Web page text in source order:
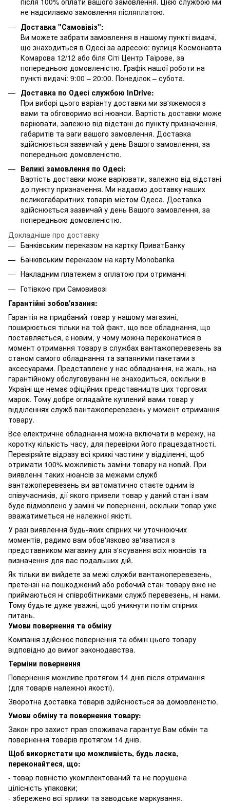
не надсилаємо замовлення післяплатою.
Доставка "Самовівіз":
Ви можете забрати замовлення в нашому пункті видачі,
що знаходиться в Одесі за адресою: вулиця Космонавта
Комарова 12/12 або біля Сіті Центр Таїрове, за
попередньою домовленістю. Графік нашої роботи на
пункті видачі: 9:00 – 20:00. Понеділок – субота.
Доставка по Одесі службою InDrive:
При виборі цього варіанту доставки ми зв'яжемося з
вами та обговоримо всі нюанси. Вартість доставки може
варіювати, залежно від відстані до пункту призначення,
габаритів та ваги вашого замовлення. Доставка
здійснюється зазвичай у день Вашого замовлення, за
попередньою домовленістю.
Великі замовлення по Одесі:
Вартість доставки може варіювати, залежно від відстані
до пункту призначення. Ми надаємо доставку наших
великогабаритних товарів містом Одеса. Доставка
здійснюється зазвичай у день Вашого замовлення, за
попередньою домовленістю.
Докладніше про доставку
Банківським переказом на картку ПриватБанку
Банківським переказом на карту Мonobanka
Накладним платежем з оплатою при отриманні
Готівкою при Самовивозі
Гарантійні зобов'язання:
Гарантія на придбаний товар у нашому магазині,
поширюється тільки на той факт, що все обладнання, що
поставляється, є новим, у чому можна переконатися в
момент отримання товару в службах вантажоперевезень за
станом самого обладнання та запаяними пакетами з
аксесуарами. Представлене у нас обладнання, на жаль, на
гарантійному обслуговуванні не знаходиться, оскільки в
Україні ще немає офіційних представництв цих торгових
марок. Тому добре оглядайте куплений вами товар у
відділеннях служб вантажоперевезень у момент отримання
товару.
Все електричне обладнання можна включати в мережу, на
коротку кількість часу, для перевірки його працездатності.
Перевіряйте відразу всі крихкі частини у відділенні, щоб
отримати 100% можливість заміни товару на новий. При
виявленні таких нюансів за межами служб
вантажоперевезень ви автоматично стаєте одним із
співучасників, дії якого привели товар у даний стан і вам
буде відмовлено у заміні чи поверненні, оскільки товар уже
вважатиметься не належної якісті.
У разі виявлення будь-яких спірних чи уточнюючих
моментів, радимо вам обов'язково зв'язатися з
представником магазину для з'ясування всіх нюансів та
визначення для вас подальших дій.
Як тільки ви вийдете за межі служби вантажоперевезень,
претензії на пошкоджений або робочий стан товару вже не
приймаються ні співробітниками служб перевезень, ні нами.
Тому будьте дуже уважні, щоб уникнути потім спірних
питань.
Умови повернення та обміну
Компанія здійснює повернення та обмін цього товару
відповідно до вимог законодавства.
Терміни повернення
Повернення можливе протягом 14 днів після отримання
(для товарів належної якості).
Зворотна доставка товарів здійснюється за домовленістю.
Умови обміну та повернення товару:
Закон про захист прав споживача гарантує Вам обмін та
повернення товарів протягом 14 днів.
Щоб використати цю можливість, будь ласка,
переконайтеся, що:
- товар повністю укомплектований та не порушена
цілісність упаковки;
- збережено всі ярлики та заводське маркування.